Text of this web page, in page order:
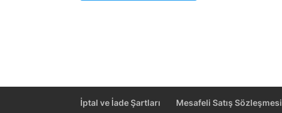
İptal ve İade Şartları Mesafeli Satış Sözleşmesi